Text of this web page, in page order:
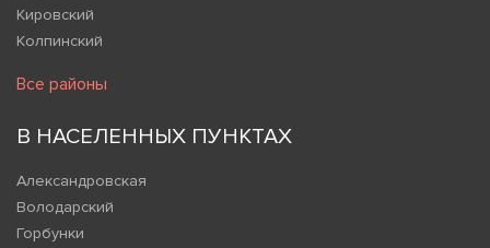
Кировский
Колпинский
Все районы
В НАСЕЛЕННЫХ ПУНКТАХ
Александровская
Володарский
Горбунки